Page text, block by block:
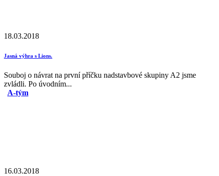
18.03.2018
Jasná výhra s Lions.
Souboj o návrat na první příčku nadstavbové skupiny A2 jsme
zvládli. Po úvodním...
A-tým
16.03.2018